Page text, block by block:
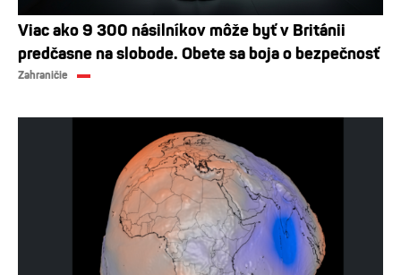
Viac ako 9 300 násilníkov môže byť v Británii
predčasne na slobode. Obete sa boja o bezpečnosť
Zahraničie